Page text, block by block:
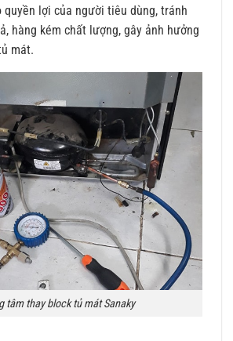
quyền lợi của người tiêu dùng, tránh
hàng kém chất lượng, gây ảnh hưởng
mát.
tâm thay block tủ mát Sanaky